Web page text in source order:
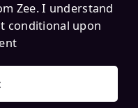
Zee. I understand
conditional upon